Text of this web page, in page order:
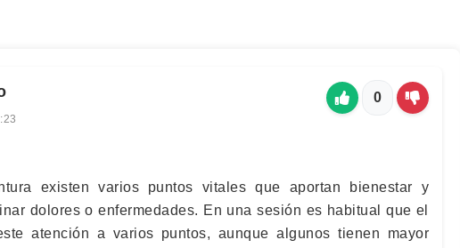
0
existen varios puntos vitales que aportan bienestar y
dolores o enfermedades. En una sesión es habitual que el
atención a varios puntos, aunque algunos tienen mayor